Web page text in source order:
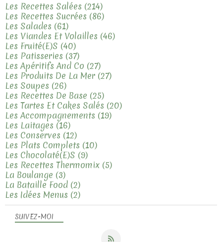
SUIVEZ-MOI
Les Recettes Salées (214)
Les Recettes Sucrées (86)
Les Salades (61)
Les Viandes Et Volailles (46)
Les Fruité(e)s (40)
Les Patisseries (37)
Les Apéritifs And Co (27)
Les Produits De La Mer (27)
Les Soupes (26)
Les Recettes De Base (25)
Les Tartes Et Cakes Salés (20)
Les Accompagnements (19)
Les Laitages (16)
Les Conserves (12)
Les Plats Complets (10)
Les Chocolaté(e)s (9)
Les Recettes Thermomix (5)
La Boulange (3)
La Bataille Food (2)
Les Idées Menus (2)